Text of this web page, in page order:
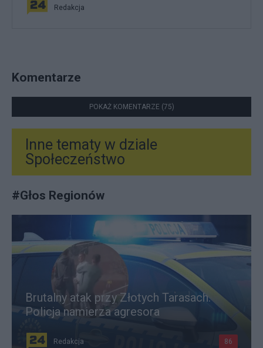
Redakcja
Komentarze
POKAŻ KOMENTARZE (75)
Inne tematy w dziale
Społeczeństwo
#Głos Regionów
Brutalny atak przy Złotych Tarasach.
Policja namierza agresora
Redakcja 86